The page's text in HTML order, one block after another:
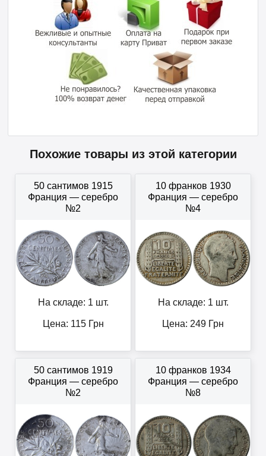
Похожие товары из этой категории
50 сантимов 1915
Франция — серебро
№2
На складе: 1 шт.
Цена: 115Грн
10 франков 1930
Франция — серебро
№4
На складе: 1 шт.
Цена: 249 Грн
50 сантимов 1919
Франция — серебро
№2
10 франков 1934
Франция — серебро
№8